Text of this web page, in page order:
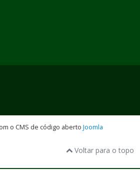
o CMS de código aberto Joomla
Voltar para o topo